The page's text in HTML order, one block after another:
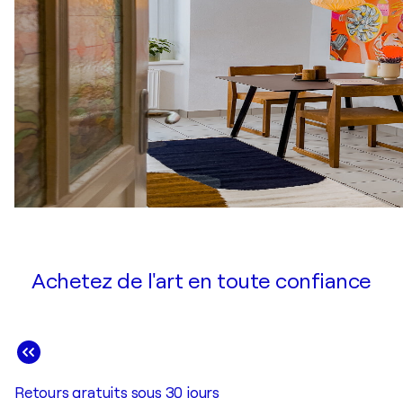
Achetez de l'art en toute confiance
Retours gratuits sous 30 jours